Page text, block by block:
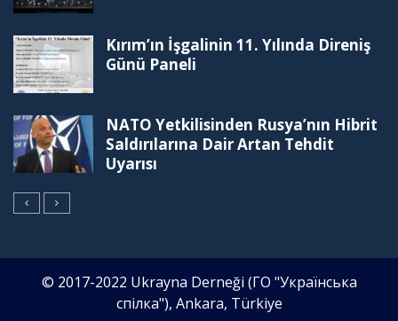
Kırım’ın İşgalinin 11. Yılında Direniş
Günü Paneli
NATO Yetkilisinden Rusya’nın Hibrit
Saldırılarına Dair Artan Tehdit
Uyarısı
© 2017-2022 Ukrayna Derneği (ГО "Українська
спілка"), Ankara, Türkiye